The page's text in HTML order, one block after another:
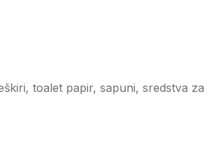
toalet papir, sapuni, sredstva za